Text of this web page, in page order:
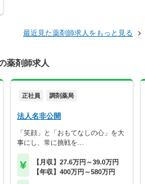
最近見た薬剤師求人をもっと見る
薬剤師求人
正社員 調剤薬局
法人名非公開
「笑顔」と「おもてなしの心」を大
事にし、常に挑戦を…
【月収】27.6万円～39.0万円
【年収】400万円～580万円